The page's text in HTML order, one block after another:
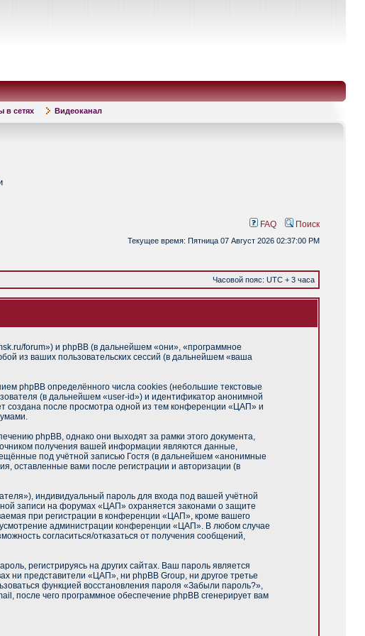
в сетях Видеоканал
FAQ Поиск
Текущее время: Пятница 07 Август 2026 02:37:00 PM
Часовой пояс: UTC + 3 часа
forum») и phpBB (в дальнейшем «они», «программное
из ваших пользовательских сессий (в дальнейшем «ваша
phpBB определённого числа cookies (небольшие текстовые
(в дальнейшем «user-id») и идентификатор анонимной
создана после просмотра одной из тем конференции «ЦАП» и
phpBB, однако они выходят за рамки этого документа,
получения вашей информации являются данные,
под учётной записью Гостя (в дальнейшем «анонимные
оставленные вами после регистрации и авторизации (в
индивидуальный пароль для входа под вашей учётной
записи на форумах «ЦАП» охраняется законами о защите
при регистрации в конференции «ЦАП», кроме вашего
администрации конференции «ЦАП». В любом случае
согласиться/отказаться от получения сообщений,
регистрируясь на других сайтах. Ваш пароль является
ни представители «ЦАП», ни phpBB Group, ни другое третье
функцией восстановления пароля «Забыли пароль?»,
после чего программное обеспечение phpBB сгенерирует вам